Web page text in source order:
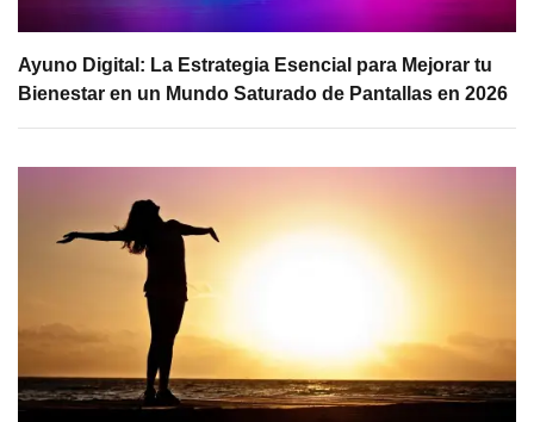
Ayuno Digital: La Estrategia Esencial para Mejorar tu
Bienestar en un Mundo Saturado de Pantallas en 2026